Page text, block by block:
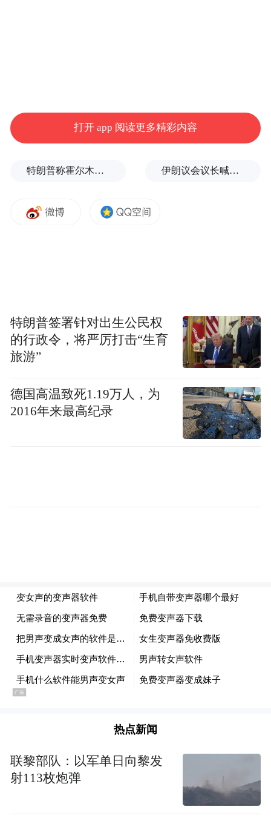
键工序质量。
运城市中医医院副院长李红洲介绍，该项目
被国家发展改革委、国家中医药管理局确定
列入2024、2025重点工程。立项后，上下通
中铁建设集团运城中医院项目经理朱红国介
绍，施工过程中“五大建造”理念贯穿在整个
施工周期中，其中高效建造引领各项工序有
机穿插，跳仓法的创新运用，使得在多高温
多雨季的环境下，缩短综合工期；采用样板
先行，精雕细琢提升建筑成型质量；践行绿
的治疗方案及建议。此外，在表彰环节，有
12位职工受到表彰。
据了解，该项目将于2026年底完成精装修作
业，经过充分调试后，预计2027年下半年即
内打造国家中医药传承创新发展试验区的主
实推进适应性临床转化，丰富中医药诊疗手
段，加强区域传统中医药优势技术品牌建
立，推动传统优势技术的科技创新。
打开 app 阅读更多精彩内容
特朗普称霍尔木兹海峡协议尚未达成，正参与相关谈判 伊朗议会议长喊话：别再作秀了！
特朗普签署针对出生公民权
的行政令，将严厉打击“生育
旅游”
德国高温致死1.19万人，为
2016年来最高纪录
热点新闻
联黎部队：以军单日向黎发
射113枚炮弹